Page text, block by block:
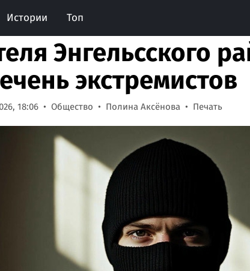
Истории Топ
Энгельсского
экстремистов
18:06 Общество Полина Аксёнова Печать